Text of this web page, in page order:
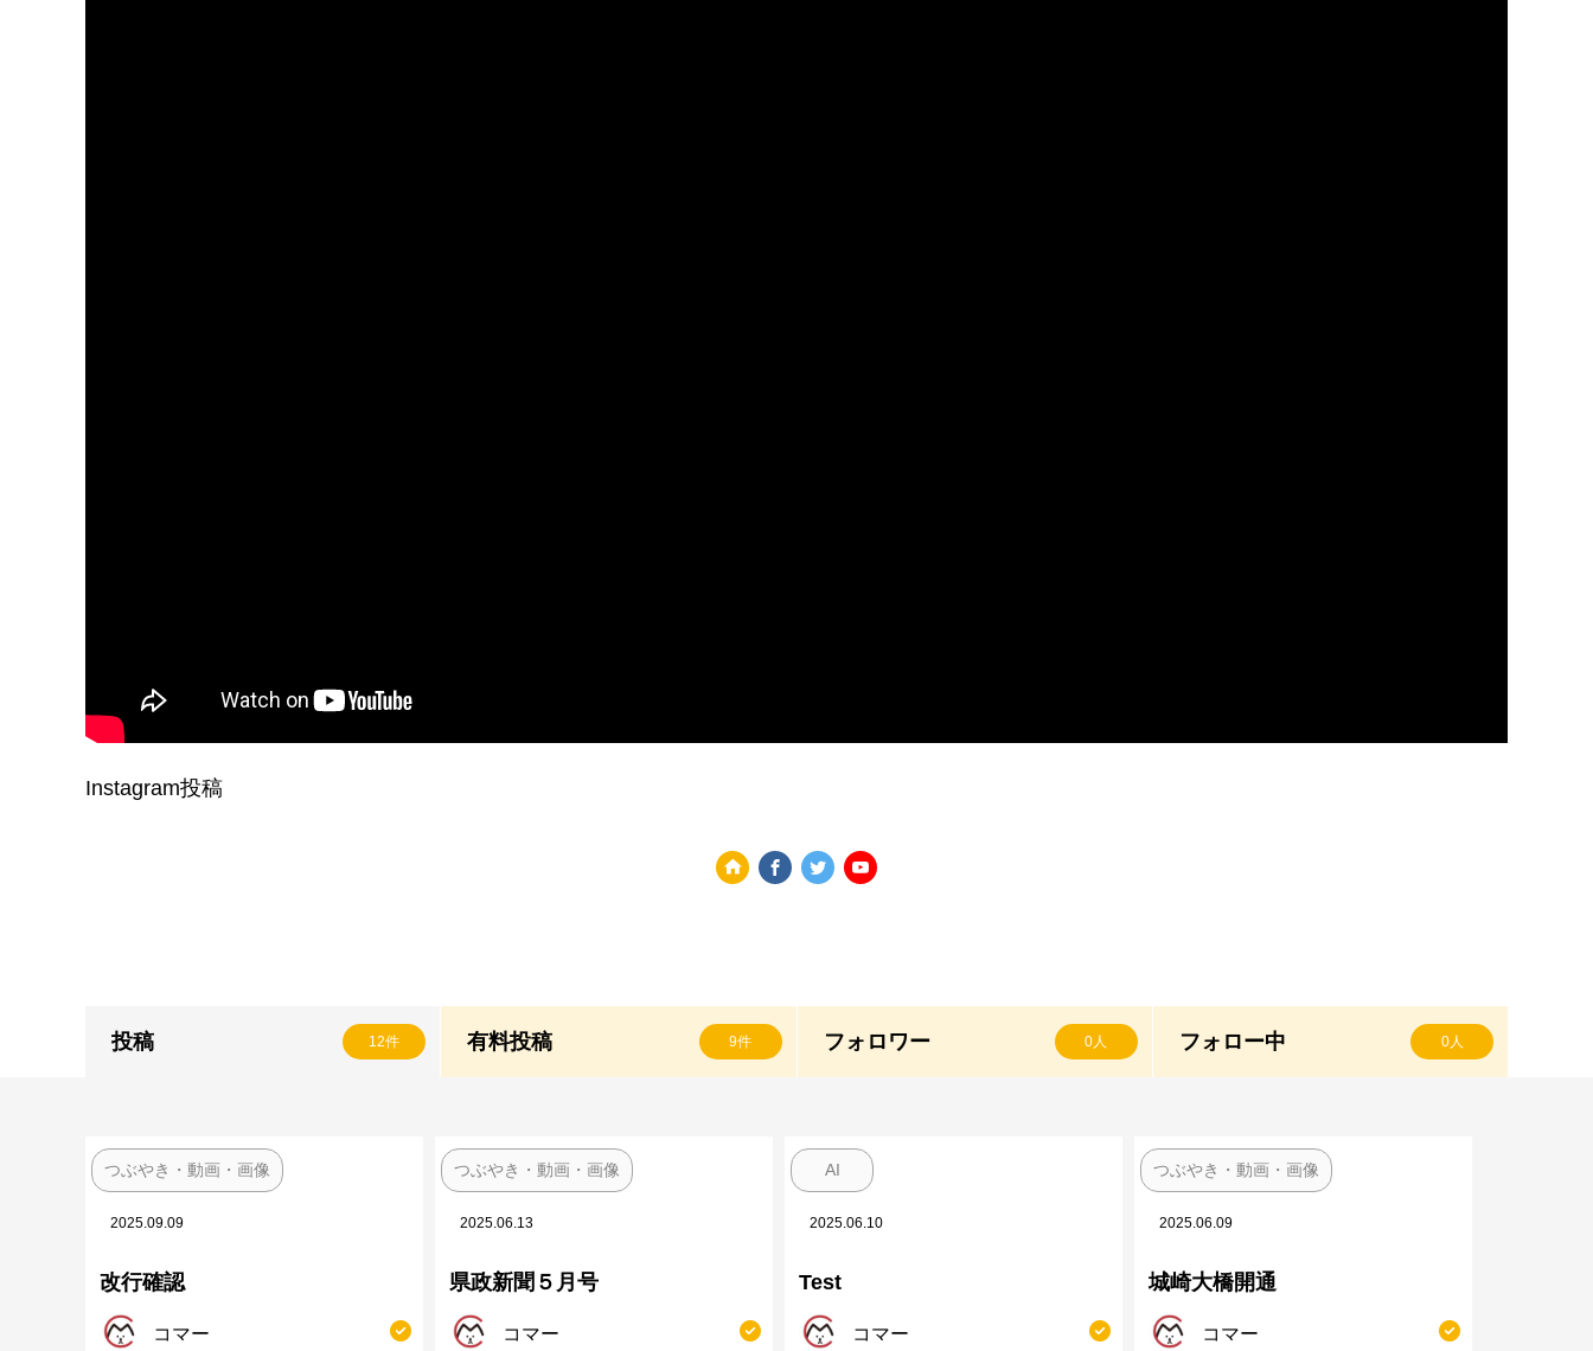
Instagram投稿
投稿 12件 有料投稿 9件 フォロワー 0人 フォロー中 0人
つぶやき・動画・画像
2025.09.09
改行確認
コマー
つぶやき・動画・画像
2025.06.13
県政新聞５月号
コマー
AI
2025.06.10
Test
コマー
つぶやき・動画・画像
2025.06.09
城崎大橋開通
コマー